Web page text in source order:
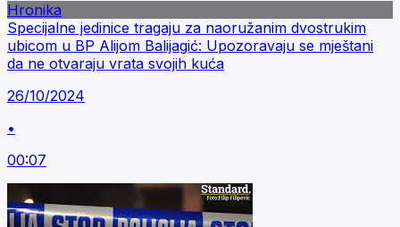
Hronika
Specijalne jedinice tragaju za naoružanim dvostrukim
ubicom u BP Alijom Balijagić: Upozoravaju se mještani
da ne otvaraju vrata svojih kuća
26/10/2024
•
00:07